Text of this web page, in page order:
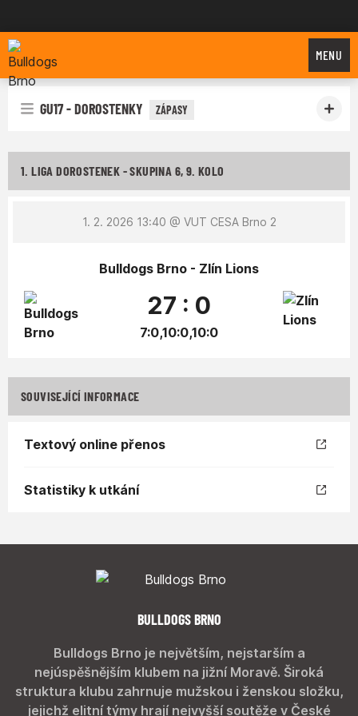
Bulldogs Brno
MENU
GU17 - DOROSTENKY ZÁPASY
1. LIGA DOROSTENEK - SKUPINA 6, 9. KOLO
1. 2. 2026 13:40 @ VUT CESA Brno 2
Bulldogs Brno - Zlín Lions
27 : 0
7:0,10:0,10:0
SOUVISEJÍCÍ INFORMACE
Textový online přenos
Statistiky k utkání
BULLDOGS BRNO
Bulldogs Brno je největším, nejstarším a
nejúspěšnějším klubem na jižní Moravě. Široká
struktura klubu zahrnuje mužskou i ženskou složku,
jejichž elitní týmy hrají nejvyšší soutěže v České